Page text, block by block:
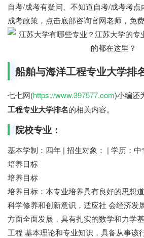
自考/成考有疑问、不知道自考/成考考
成考政策，点击底部咨询官网老师，免
船舶与海洋工程专业大学排
七七网(https://www.397577.com)小编还
工程专业大学排名的相关内容。
院校专业：
基本学制：四年 | 招生对象： | 学历：中
培养目标
培养目标
培养目标：本专业培养具有良好的思想
科学修养和创新意识，适应社 会经济发
方面全面发展，具有扎实的数学和力学
工程 基本理论和专业知识，具备从事该